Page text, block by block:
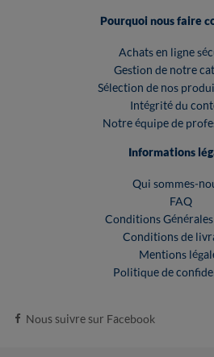
Pourquoi nous faire
Achats en ligne
Gestion de notre
Sélection de nos
Intégrité du
Notre équipe de
Informations
Qui sommes-
FAQ
Conditions
Conditions de
Mentions
Politique de
Nous suivre sur Facebook